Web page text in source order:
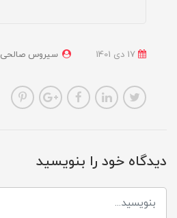
سیروس صالحی
دیدگاه خود را بنویسید